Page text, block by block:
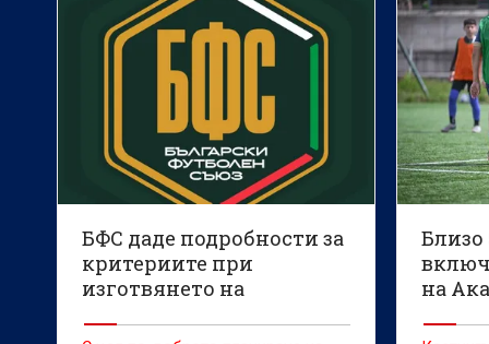
БФС даде подробности за
критериите при
изготвянето на
Близо
на